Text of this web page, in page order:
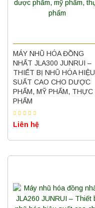
MÁY NHŨ HÓA ĐỒNG
NHẤT JLA300 JUNRUI –
THIẾT BỊ NHŨ HÓA HIỆU
SUẤT CAO CHO DƯỢC
PHẨM, MỸ PHẨM, THỰC
PHẨM
Liên hệ